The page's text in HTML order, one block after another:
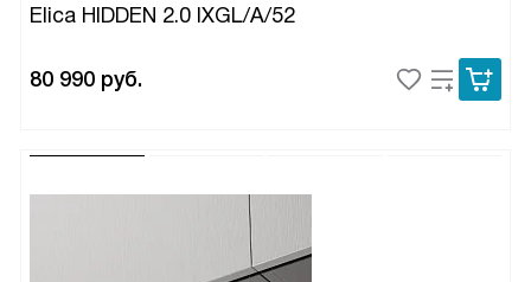
Elica HIDDEN 2.0 IXGL/A/52
80 990 руб.